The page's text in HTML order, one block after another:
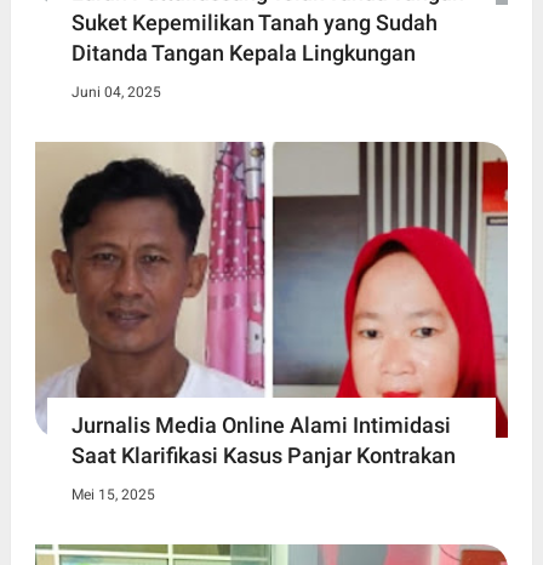
Suket Kepemilikan Tanah yang Sudah
Ditanda Tangan Kepala Lingkungan
Juni 04, 2025
Jurnalis Media Online Alami Intimidasi
Saat Klarifikasi Kasus Panjar Kontrakan
Mei 15, 2025